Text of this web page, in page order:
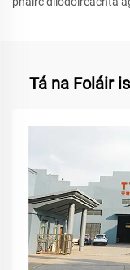
Tá na Foláir